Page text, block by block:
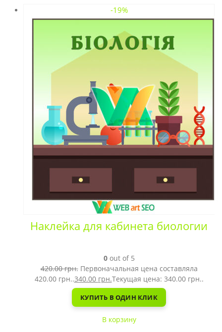
-19%
Наклейка для кабинета биологии
0out of 5
420.00грн. Первоначальная цена составляла
420.00 грн..340.00 грн.Текущая цена: 340.00 грн..
КУПИТЬ В ОДИН КЛИК
В корзину